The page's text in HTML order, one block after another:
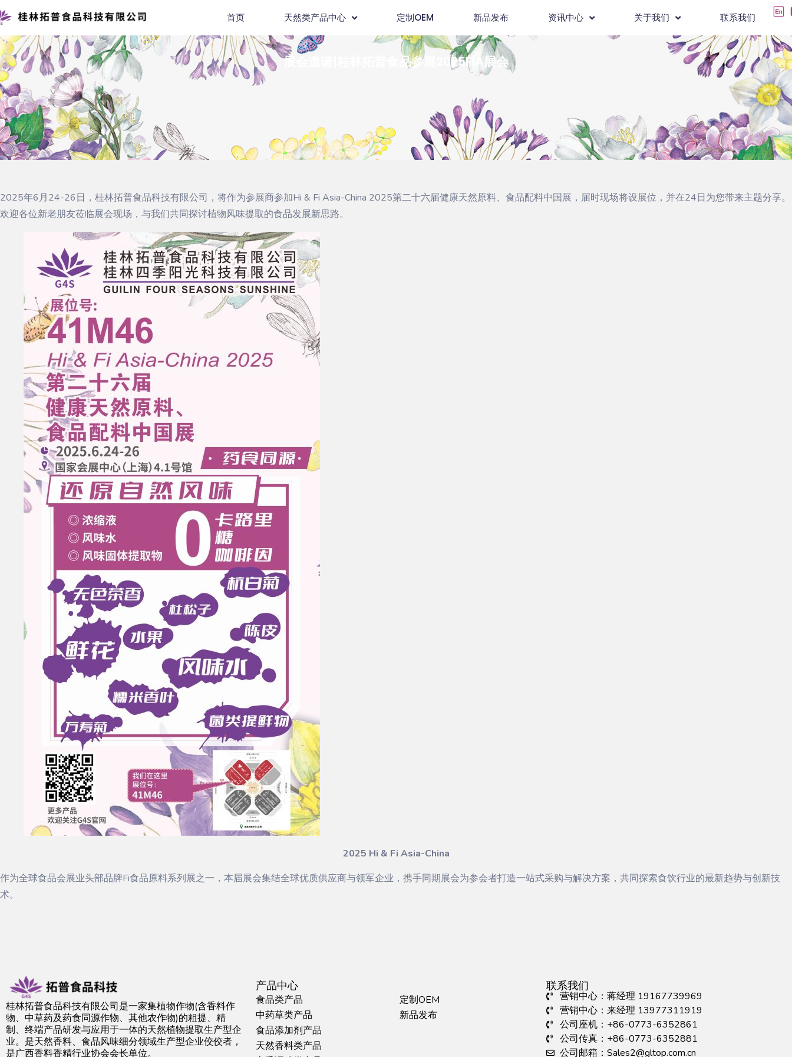
首页 天然类产品中心 定制OEM 新品发布 资讯中心 关于我们 联系我们
展会邀请|桂林拓普食品参展2025FiA展会
2025年6月24-26日，桂林拓普食品科技有限公司，将作为参展商参加Hi & Fi Asia-China 2025第二十六届健康天然原料、食品配料中国展，届时现场将设展位，并在24日为您带来主题分享。
欢迎各位新老朋友莅临展会现场，与我们共同探讨植物风味提取的食品发展新思路。
2025 Hi & Fi Asia-China
作为全球食品会展业头部品牌Fi食品原料系列展之一，本届展会集结全球优质供应商与领军企业，携手同期展会为参会者打造一站式采购与解决方案，共同探索食饮行业的最新趋势与创新技
术。
桂林拓普食品科技有限公司是一家集植物作物(含香料作
物、中草药及药食同源作物、其他农作物)的粗提、精
制、终端产品研发与应用于一体的天然植物提取生产型企
业。是天然香料、食品风味细分领域生产型企业佼佼者，
是广西香料香精行业协会会长单位。
产品中心
食品类产品
中药草类产品
食品添加剂产品
天然香料类产品
定制OEM
新品发布
联系我们
营销中心：蒋经理 19167739969
营销中心：来经理 13977311919
公司座机：+86-0773-6352861
公司传真：+86-0773-6352881
公司邮箱：Sales2@gltop.com.cn